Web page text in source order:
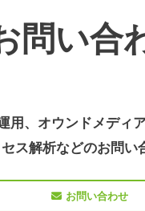
問い合
用、オウンドメディ
ス解析などのお問い
お問い合わせ